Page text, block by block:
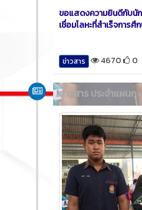
ขอแสดงความยินดีกับนั
เชื่อมโลหะที่สำเร็จการ
ข่าวสาร 4670 0
ข่าวสาร ประจำแผนก